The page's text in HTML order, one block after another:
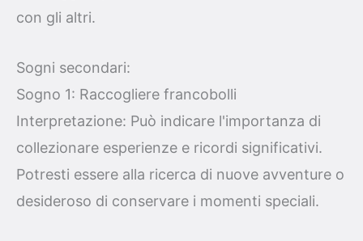
con gli altri.
Sogni secondari:
Sogno 1: Raccogliere francobolli
Interpretazione: Può indicare l'importanza di
collezionare esperienze e ricordi significativi.
Potresti essere alla ricerca di nuove avventure o
desideroso di conservare i momenti speciali.